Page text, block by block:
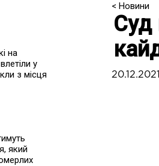
на
у
з місця
який
< Новини
Суд
20.12.2021